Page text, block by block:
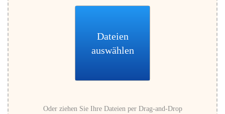
Dateien
auswählen
Oder ziehen Sie Ihre Dateien per Drag-and-Drop